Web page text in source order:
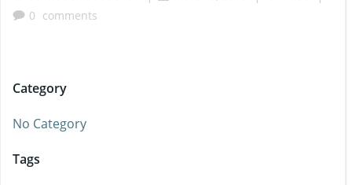
0 comments
Category
No Category
Tags